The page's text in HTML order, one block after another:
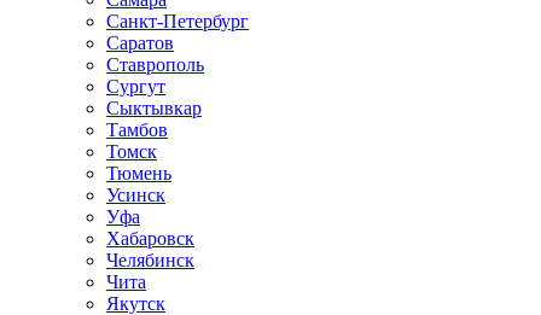
Санкт-Петербург
Саратов
Ставрополь
Сургут
Сыктывкар
Тамбов
Томск
Тюмень
Усинск
Уфа
Хабаровск
Челябинск
Чита
Якутск